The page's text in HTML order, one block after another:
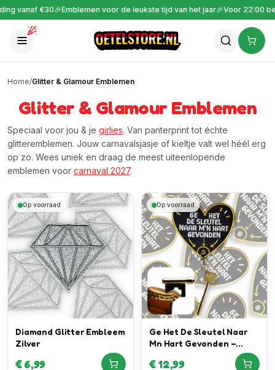
🎉Emblemen voor de leukste tijd van het jaar🎉Voor 22:00 besteld is
Home/Glitter & Glamour Emblemen
Glitter & Glamour Emblemen
Speciaal voor jou & je girlies. Van panterprint tot échte
glitteremblemen. Jouw carnavalsjasje of kieltje valt wel héél erg
op zo. Wees uniek en draag de meest uiteenlopende
emblemen voor carnaval 2027.
Op voorraad
Diamand Glitter Embleem
Zilver
€6,99
Op voorraad
Ge Het De Sleutel Naar
Mn Hart Gevonden –
Embleem
€12,99